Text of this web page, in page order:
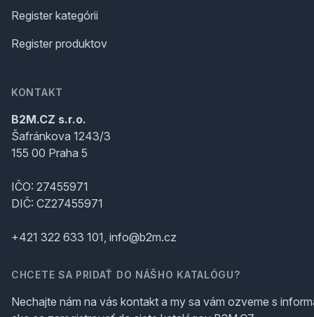
Register kategórii
Register produktov
KONTAKT
B2M.CZ s.r.o.
Šafránkova 1243/3
155 00 Praha 5
IČO: 27455971
DIČ: CZ27455971
+421 322 633 101, info@b2m.cz
CHCETE SA PRIDAŤ DO NÁŠHO KATALÓGU?
Nechajte nám na vás kontakt a my sa vám ozveme s